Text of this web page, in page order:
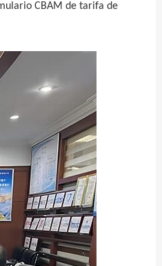
CBAM de tarifa de